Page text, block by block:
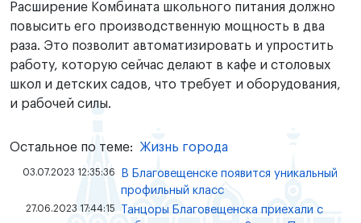
Расширение Комбината школьного питания должно
повысить его производственную мощность в два
раза. Это позволит автоматизировать и упростить
работу, которую сейчас делают в кафе и столовых
школ и детских садов, что требует и оборудования,
и рабочей силы.
Остальное по теме: Жизнь города
03.07.2023 12:35:36
В Благовещенске появится уникальный
профильный класс
27.06.2023 17:44:15
Танцоры Благовещенска приехали с